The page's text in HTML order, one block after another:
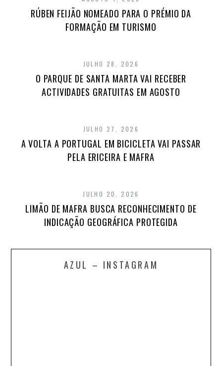
RÚBEN FEIJÃO NOMEADO PARA O PRÉMIO DA
FORMAÇÃO EM TURISMO
JULHO 28, 2026
O PARQUE DE SANTA MARTA VAI RECEBER
ACTIVIDADES GRATUITAS EM AGOSTO
JULHO 27, 2026
A VOLTA A PORTUGAL EM BICICLETA VAI PASSAR
PELA ERICEIRA E MAFRA
JULHO 20, 2026
LIMÃO DE MAFRA BUSCA RECONHECIMENTO DE
INDICAÇÃO GEOGRÁFICA PROTEGIDA
AZUL – INSTAGRAM